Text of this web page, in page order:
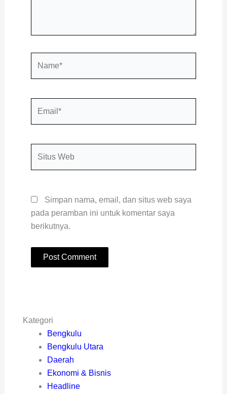
Simpan nama, email, dan situs web saya
pada peramban ini untuk komentar saya
berikutnya.
Kategori
Bengkulu
Bengkulu Utara
Daerah
Ekonomi & Bisnis
Headline